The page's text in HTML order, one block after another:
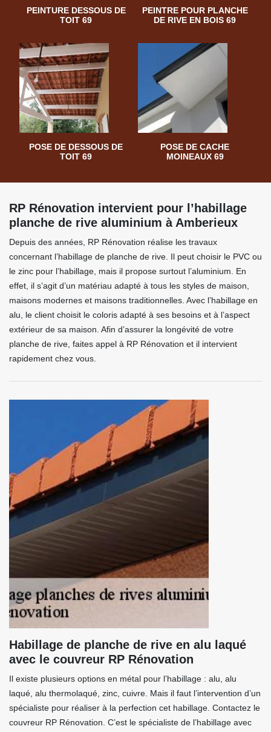
PEINTURE DESSOUS DE
TOIT 69
PEINTRE POUR PLANCHE
DE RIVE EN BOIS 69
POSE DE DESSOUS DE
TOIT 69
POSE DE CACHE
MOINEAUX 69
RP Rénovation intervient pour l’habillage
planche de rive aluminium à Amberieux
Depuis des années, RP Rénovation réalise les travaux
concernant l’habillage de planche de rive. Il peut choisir le PVC ou
le zinc pour l’habillage, mais il propose surtout l’aluminium. En
effet, il s’agit d’un matériau adapté à tous les styles de maison,
maisons modernes et maisons traditionnelles. Avec l’habillage en
alu, le client choisit le coloris adapté à ses besoins et à l’aspect
extérieur de sa maison. Afin d’assurer la longévité de votre
planche de rive, faites appel à RP Rénovation et il intervient
rapidement chez vous.
Habillage de planche de rive en alu laqué
avec le couvreur RP Rénovation
Il existe plusieurs options en métal pour l’habillage : alu, alu
laqué, alu thermolaqué, zinc, cuivre. Mais il faut l’intervention d’un
spécialiste pour réaliser à la perfection cet habillage. Contactez le
couvreur RP Rénovation. C’est le spécialiste de l’habillage avec